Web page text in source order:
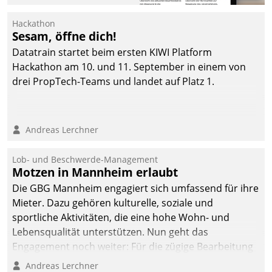
Ressort Kapitalanlage für
künftige Aufgaben und
Herausforderungen
gerüstet.
Hackathon
Sesam, öffne dich!
Datatrain startet beim ersten KIWI Platform
Hackathon am 10. und 11. September in einem von
drei PropTech-Teams und landet auf Platz 1.
Andreas Lerchner
Lob- und Beschwerde-Management
Motzen in Mannheim erlaubt
Die GBG Mannheim engagiert sich umfassend für ihre
Mieter. Dazu gehören kulturelle, soziale und
sportliche Aktivitäten, die eine hohe Wohn- und
Lebensqualität unterstützen. Nun geht das
Engagement noch weiter: Für die zügige Bearbeitung
von Beschwerden – oder Lob – richtet das
Andreas Lerchner